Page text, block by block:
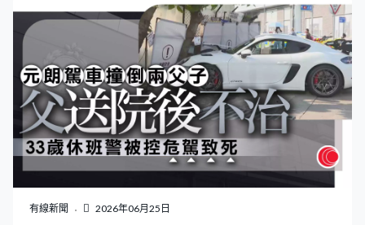
護車上初步治理，送聯合醫院。警方一度封閉部分行車
線，調查意外原因。
有線新聞 2026年06月25日